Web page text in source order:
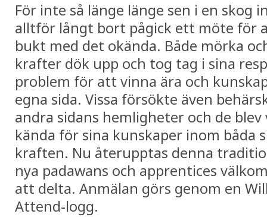
För inte så länge länge sen i en skog
alltför långt bort pågick ett möte för
bukt med det okända. Både mörka
krafter dök upp och tog tag i sina
problem för att vinna ära och
egna sida. Vissa försökte även
andra sidans hemligheter och de blev
kända för sina kunskaper inom båda
kraften. Nu återupptas denna
nya padawans och apprentices
att delta. Anmälan görs genom en
Attend-logg.